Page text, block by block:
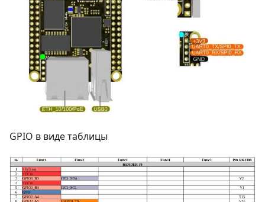
GPIO в виде таблицы